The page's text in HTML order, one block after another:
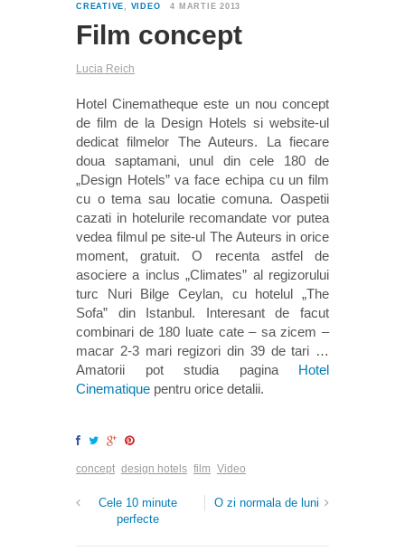
CREATIVE VIDEO 4 MARTIE 2013
Film concept
Lucia Reich
Hotel Cinematheque este un nou concept
de film de la Design Hotels si website-ul
dedicat filmelor The Auteurs. La fiecare
doua saptamani, unul din cele 180 de
„Design Hotels” va face echipa cu un film
cu o tema sau locatie comuna. Oaspetii
cazati in hotelurile recomandate vor putea
vedea filmul pe site-ul The Auteurs in orice
moment, gratuit. O recenta astfel de
asociere a inclus „Climates” al regizorului
turc Nuri Bilge Ceylan, cu hotelul „The
Sofa” din Istanbul. Interesant de facut
combinari de 180 luate cate – sa zicem –
macar 2-3 mari regizori din 39 de tari …
Amatorii pot studia pagina Hotel
Cinematique pentru orice detalii.
concept design hotels film Video
Cele 10 minute
perfecte
O zi normala de luni